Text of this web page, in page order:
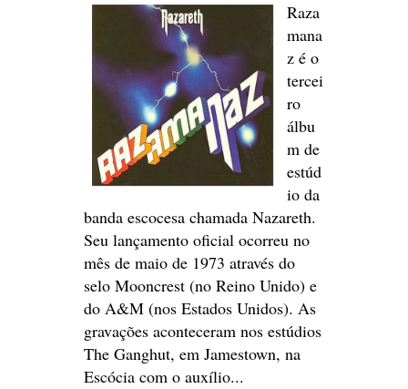
Raza
mana
z é o
tercei
ro
álbu
m de
estúd
io da
banda escocesa chamada Nazareth.
Seu lançamento oficial ocorreu no
mês de maio de 1973 através do
selo Mooncrest (no Reino Unido) e
do A&M (nos Estados Unidos). As
gravações aconteceram nos estúdios
The Ganghut, em Jamestown, na
Escócia com o auxílio...